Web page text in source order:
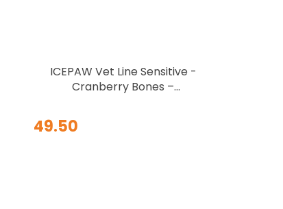
ICEPAW Vet Line Sensitive -
Cranberry Bones –
49.50